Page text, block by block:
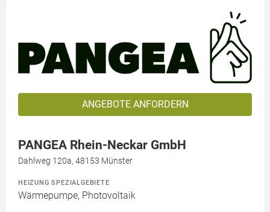
ANGEBOTE ANFORDERN
PANGEA Rhein-Neckar GmbH
Dahlweg 120a, 48153 Münster
HEIZUNG SPEZIALGEBIETE
Wärmepumpe, Photovoltaik